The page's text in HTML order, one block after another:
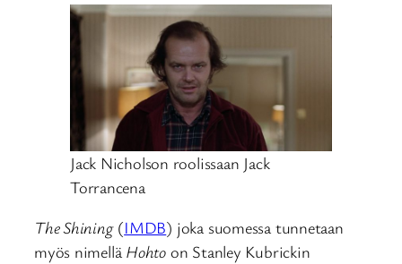
Jack Nicholson roolissaan Jack
Torrancena
The Shining(IMDB) joka suomessa tunnetaan
myös nimellä Hohto on Stanley Kubrickin